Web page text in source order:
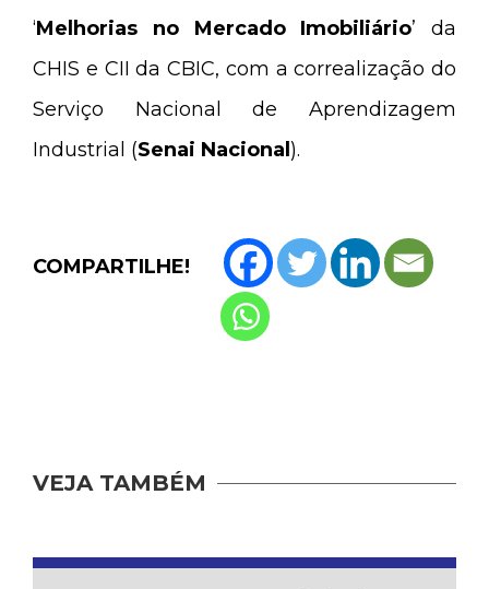
‘Melhorias no Mercado Imobiliário’ da
CHIS e CII da CBIC, com a correalização do
Serviço Nacional de Aprendizagem
Industrial (Senai Nacional ).
COMPARTILHE!
VEJA TAMBÉM